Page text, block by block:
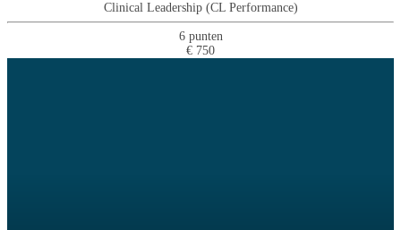
Clinical Leadership (CL Performance)
6 punten
€ 750